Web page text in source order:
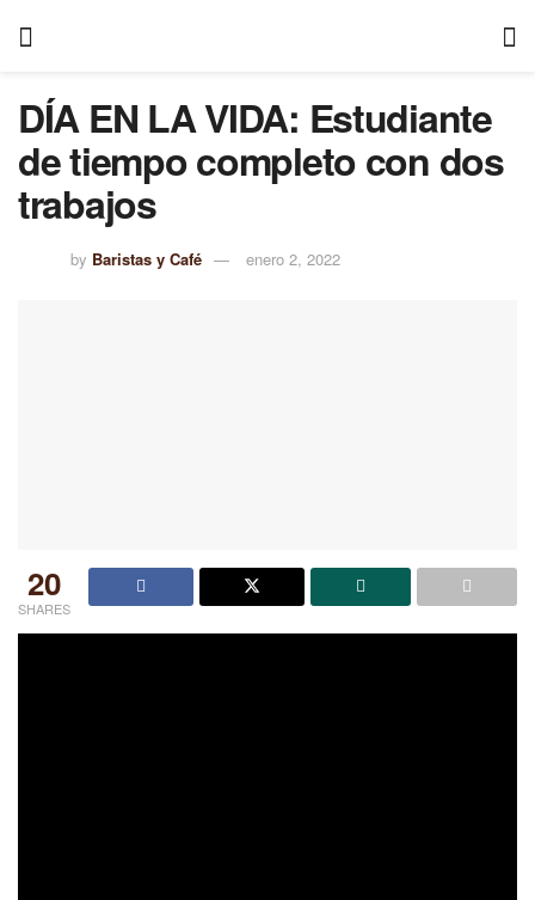
DÍA EN LA VIDA: Estudiante
de tiempo completo con dos
trabajos
by Baristas y Café enero 2, 2022
20
SHARES